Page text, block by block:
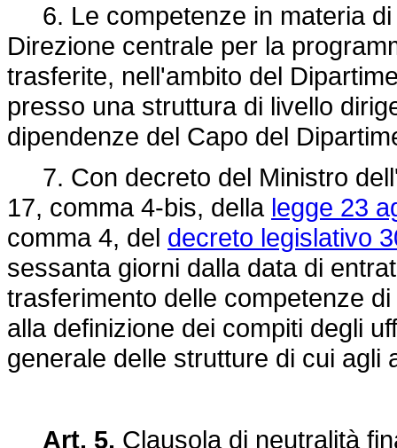
6. Le competenze in materia di
Direzione centrale per la
trasferite, nell'ambito del
presso una struttura di livello
dipendenze del Capo del
7. Con decreto del Ministro
17, comma 4-bis, della legge 23
comma 4, del decreto legislativo
sessanta giorni dalla data di
trasferimento delle competenze
alla definizione dei compiti degli
generale delle strutture di cui agli
Art. 5. Clausola di neutralità